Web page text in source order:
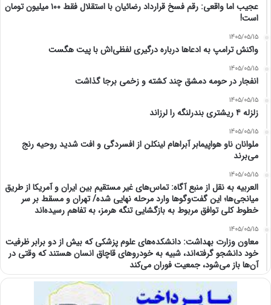
عجیب اما واقعی: رقم فسخ قرارداد رضائیان با استقلال فقط ۱۰۰ میلیون تومان
است!
1405/05/15
واکنش ترامپ به ادعاها درباره درگیری لفظی‌اش با پیت هگست
1405/05/15
انفجار در حومه دمشق چند کشته و زخمی برجا گذاشت
1405/05/15
زلزله ۴ ریشتری بندرلنگه را لرزاند
1405/05/15
ملوانان ناو هواپیمابر آبراهام لینکلن از افسردگی و افت شدید روحیه رنج
می‌برند
1405/05/15
العربیه به نقل از منبع آگاه: تماس‌های غیر مستقیم بین ایران و آمریکا از طریق
میانجی‌ها؛ این گفت‌و‌گو‌ها وارد مرحله نهایی شده/ تهران و مسقط بر سر
خطوط کلی توافق مربوط به بازگشایی تنگه هرمز، به تفاهم رسیده‌اند
1405/05/15
معاون وزارت بهداشت: دانشکده‌های علوم پزشکی که بیش از دو برابر ظرفیت
خود دانشجو گرفته‌اند، شبیه به خودرو‌های قاچاق انسان هستند که وقتی در
آن‌ها باز می‌شود، جمعیت فوران می‌کند